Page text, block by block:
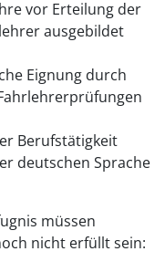
vor Erteilung der
ausgebildet
Eignung durch
Berufstätigkeit
deutschen Sprache
müssen
nicht erfüllt sein: